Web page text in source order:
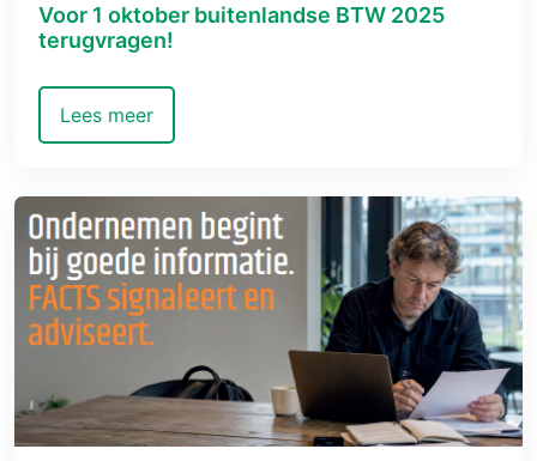
Voor 1 oktober buitenlandse BTW 2025
terugvragen!
Lees meer